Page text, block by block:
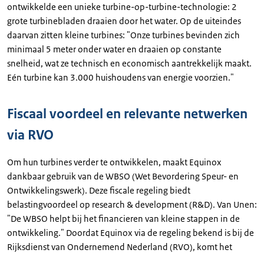
ontwikkelde een unieke turbine-op-turbine-technologie: 2
grote turbinebladen draaien door het water. Op de uiteindes
daarvan zitten kleine turbines: "Onze turbines bevinden zich
minimaal 5 meter onder water en draaien op constante
snelheid, wat ze technisch en economisch aantrekkelijk maakt.
Eén turbine kan 3.000 huishoudens van energie voorzien."
Fiscaal voordeel en relevante netwerken
via RVO
Om hun turbines verder te ontwikkelen, maakt Equinox
dankbaar gebruik van de WBSO (Wet Bevordering Speur- en
Ontwikkelingswerk). Deze fiscale regeling biedt
belastingvoordeel op research & development (R&D). Van Unen:
"De WBSO helpt bij het financieren van kleine stappen in de
ontwikkeling." Doordat Equinox via de regeling bekend is bij de
Rijksdienst van Ondernemend Nederland (RVO), komt het